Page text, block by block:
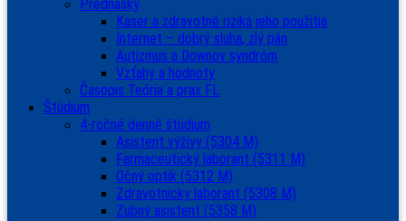
Prednášky
Kaser a zdravotné riziká jeho použitia
Internet – dobrý sluha, zlý pán
Autizmus a Downov syndróm
Vzťahy a hodnoty
Časopis Teória a prax FL
Štúdium
4-ročné denné štúdium
Asistent výživy (5304 M)
Farmaceutický laborant (5311 M)
Očný optik (5312 M)
Zdravotnícky laborant (5308 M)
Zubný asistent (5358 M)